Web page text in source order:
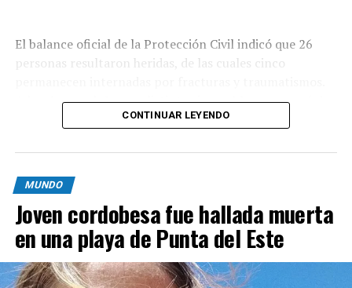
El balance oficial de la Protección Civil indicó que 26
personas resultaron heridas, de las cuales cinco
Además, por daños en distintos inmuebles se evacuó de
forma preventiva a unas 300 personas,
que sufrió el mayor impacto del sismo.
Las imágenes que circularon muestran
desprendimientos de rocas y pilas de escombros; en
Pozzuoli parte de una construcción se vino abajo sobre
vehículos estacionados y quedó envuelta en polvo. En
Bacoli se reportaron derrumbes parciales de fachadas y
CONTINUAR LEYENDO
MUNDO
Joven cordobesa fue hallada muerta
en una playa de Punta del Este